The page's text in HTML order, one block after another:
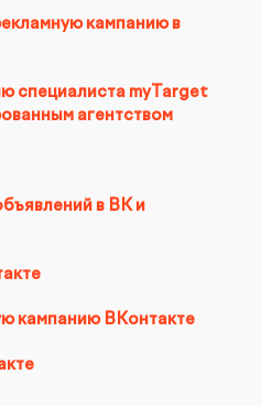
кампанию в
специалиста myTarget
агентством
в ВК и
кампанию ВКонтакте